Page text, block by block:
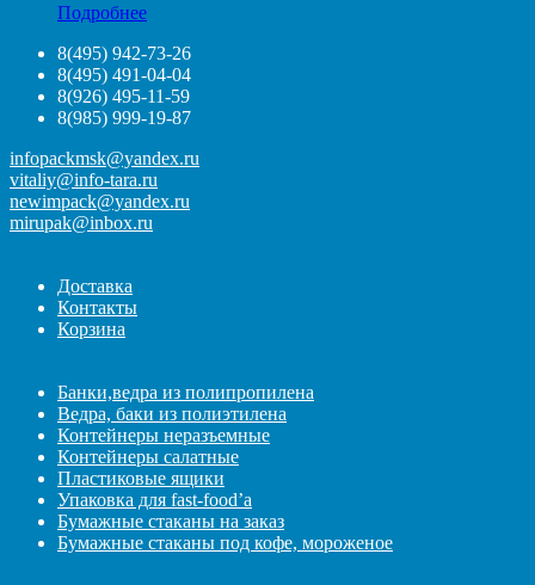
Подробнее
8(495) 942-73-26
8(495) 491-04-04
8(926) 495-11-59
8(985) 999-19-87
infopackmsk@yandex.ru
vitaliy@info-tara.ru
newimpack@yandex.ru
mirupak@inbox.ru
Доставка
Контакты
Корзина
Банки,ведра из полипропилена
Ведра, баки из полиэтилена
Контейнеры неразъемные
Контейнеры салатные
Пластиковые ящики
Упаковка для fast-food’а
Бумажные стаканы на заказ
Бумажные стаканы под кофе, мороженое